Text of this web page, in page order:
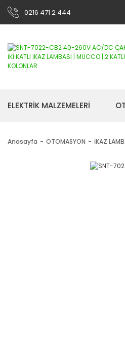
0216 471 2 444
ELEKTRİK MALZEMELERİ
Anasayfa OTOMASYON İKAZ